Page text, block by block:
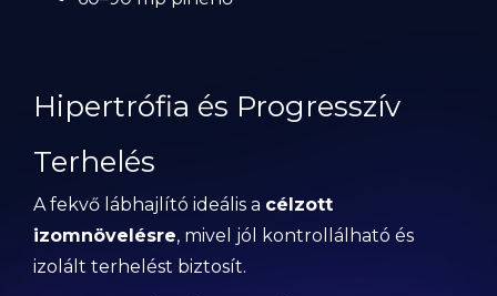
Hipertrófia és Progresszív
Terhelés
A fekvő lábhajlító ideális a célzott
izomnövelésre, mivel jól kontrollálható és
izolált terhelést biztosít.